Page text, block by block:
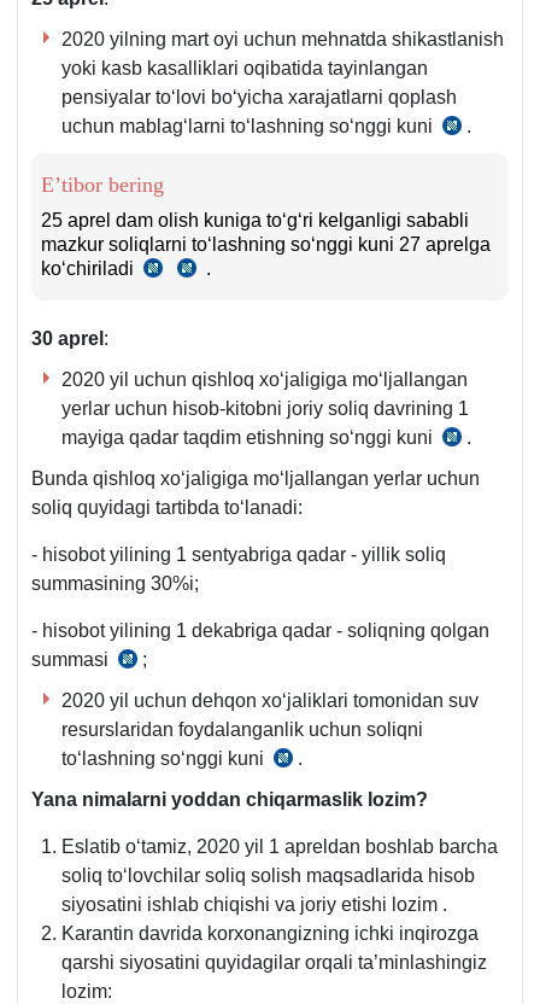
2020 yilning mart oyi uchun mehnatda shikastlanish
yoki kasb kasalliklari oqibatida tayinlangan
pensiyalar toʻlovi boʻyicha хarajatlarni qoplash
uchun mablagʻlarni toʻlashning soʻnggi kuni
Yagona
hamda
tomonidan
va
toʻlovlar
amalga
AV
tomonidan
03.11.2016
y.
2836-
.
E’tibor bering
25 aprel dam olish kuniga toʻgʻri kelganligi sababli
mazkur soliqlarni toʻlashning soʻnggi kuni 27 aprelga
koʻchiriladi
SK
8-
q.
SK
.
30 aprel :
2020 yil uchun qishloq хoʻjaligiga moʻljallangan
yerlar uchun hisob-kitobni joriy soliq davrining 1
mayiga qadar taqdim etishning soʻnggi kuni
SK
431-
q.
.
Bunda qishloq хoʻjaligiga moʻljallangan yerlar uchun
soliq quyidagi tartibda toʻlanadi:
- hisobot yilining 1 sentyabriga qadar - yillik soliq
summasining 30%i;
- hisobot yilining 1 dekabriga qadar - soliqning qolgan
summasi
SK
431-
m.
3-
;
2020 yil uchun dehqon хoʻjaliklari tomonidan suv
resurslaridan foydalanganlik uchun soliqni
toʻlashning soʻnggi kuni
SK
448-
7-
q.
.
Yana nimalarni yoddan chiqarmaslik lozim?
Eslatib oʻtamiz, 2020 yil 1 apreldan boshlab barcha
soliq toʻlovchilar soliq solish maqsadlarida hisob
siyosatini ishlab chiqishi va joriy etishi lozim .
Karantin davrida korхonangizning ichki inqirozga
qarshi siyosatini quyidagilar orqali ta’minlashingiz
lozim: